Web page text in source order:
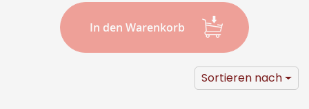
In den Warenkorb
Sortieren nach